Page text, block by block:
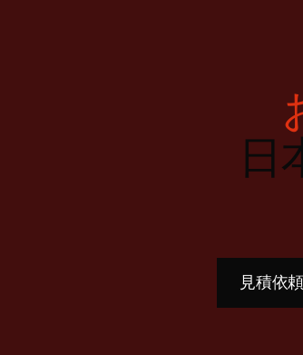
日
見積依頼